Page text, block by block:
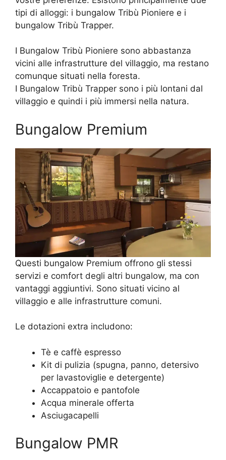
tipi di alloggi: i bungalow Tribù Pioniere e i
bungalow Tribù Trapper.
I Bungalow Tribù Pioniere sono abbastanza
vicini alle infrastrutture del villaggio, ma restano
comunque situati nella foresta.
I Bungalow Tribù Trapper sono i più lontani dal
villaggio e quindi i più immersi nella natura.
Bungalow Premium​
Questi bungalow Premium offrono gli stessi
servizi e comfort degli altri bungalow, ma con
vantaggi aggiuntivi. Sono situati vicino al
villaggio e alle infrastrutture comuni.
Le dotazioni extra includono:
Tè e caffè espresso
Kit di pulizia (spugna, panno, detersivo
per lavastoviglie e detergente)
Accappatoio e pantofole
Acqua minerale offerta
Asciugacapelli
Bungalow PMR​